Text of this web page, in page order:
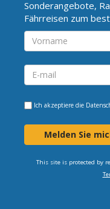
Sonderangebote,
Fährreisen zum
Ich akzeptiere die
Melden Sie
This site is protected by